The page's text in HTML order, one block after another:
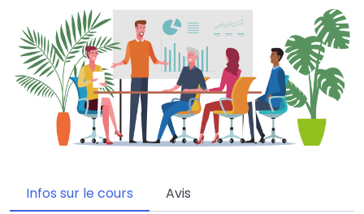
Infos sur le cours Avis